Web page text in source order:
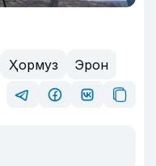
Ҳормуз
Эрон